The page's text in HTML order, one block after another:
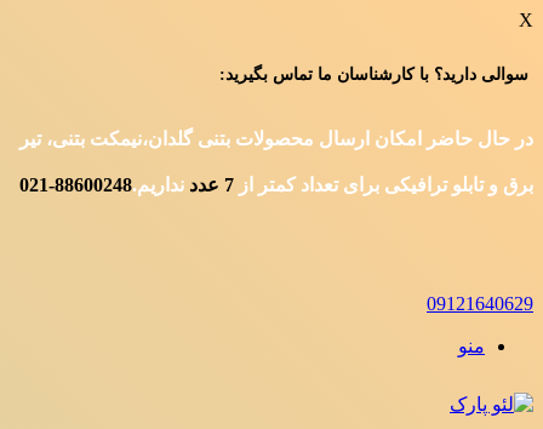
X
سوالی دارید؟ با کارشناسان ما تماس بگیرید:
در حال حاضر امکان ارسال محصولات بتنی گلدان،نیمکت بتنی، تیر
برق و تابلو ترافیکی برای تعداد کمتر از عدد نداریم.88600248-021
09121640629
منو